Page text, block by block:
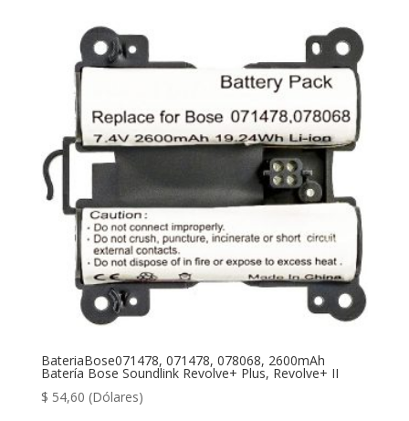
BateriaBose071478, 071478, 078068, 2600mAh
Batería Bose Soundlink Revolve+ Plus, Revolve+ II
$ 54,60 (Dólares)